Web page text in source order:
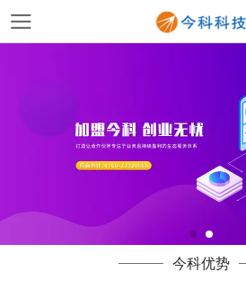
今科优势